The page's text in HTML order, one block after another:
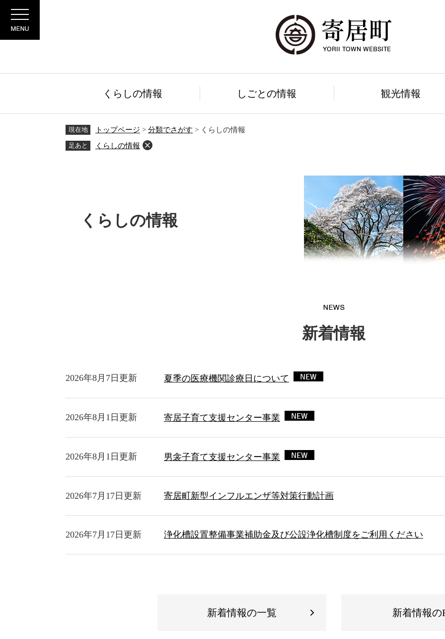
の
ー
本
くらしの情報 しごとの情報 観光情報
現在地 トップページ > 分類でさがす > くらしの情報
足あと くらしの情報
くらしの情報
新着情報
2026年8月7日更新 夏季の医療機関診療日について
2026年8月1日更新 寄居子育て支援センター事業
2026年8月1日更新 男衾子育て支援センター事業
2026年7月17日更新 寄居町新型インフルエンザ等対策行動計画
2026年7月17日更新 浄化槽設置整備事業補助金及び公設浄化槽制度をご利用ください
新着情報の一覧 新着情報の